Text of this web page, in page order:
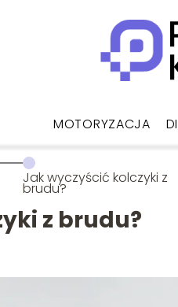
MOTORYZACJA
Jak wyczyścić kolczyki z
brudu?
z brudu?